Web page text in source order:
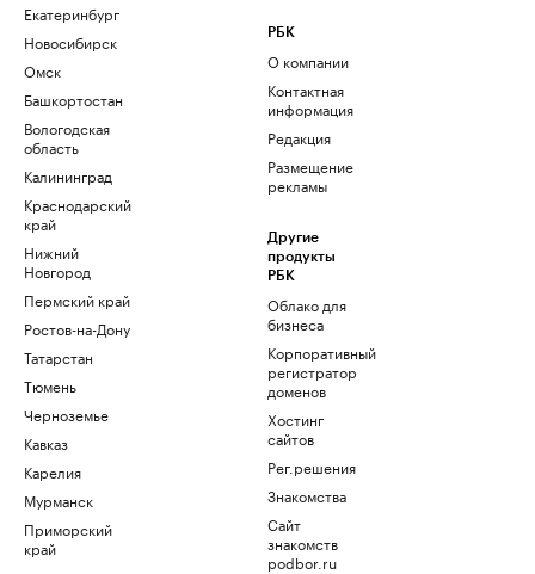
Екатеринбург
Новосибирск
Омск
Башкортостан
Вологодская
область
Калининград
Краснодарский
край
Нижний
Новгород
Пермский край
Ростов-на-Дону
Татарстан
Тюмень
Черноземье
Кавказ
Карелия
Мурманск
Приморский
край
РБК
О компании
Контактная
информация
Редакция
Размещение
рекламы
Другие
продукты
РБК
Облако для
бизнеса
Корпоративный
регистратор
доменов
Хостинг
сайтов
Рег.решения
Знакомства
Сайт
знакомств
podbor.ru